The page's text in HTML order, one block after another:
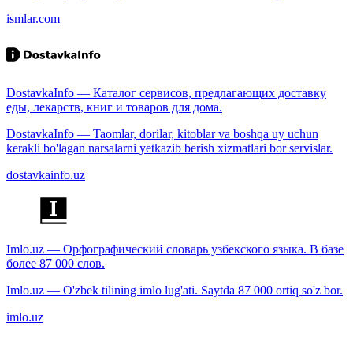
ismlar.com
DostavkaInfo — Каталог сервисов, предлагающих доставку
еды, лекарств, книг и товаров для дома.
DostavkaInfo — Taomlar, dorilar, kitoblar va boshqa uy uchun
kerakli bo'lagan narsalarni yetkazib berish xizmatlari bor servislar.
dostavkainfo.uz
Imlo.uz — Орфографический словарь узбекского языка. В базе
более 87 000 слов.
Imlo.uz — O'zbek tilining imlo lug'ati. Saytda 87 000 ortiq so'z bor.
imlo.uz